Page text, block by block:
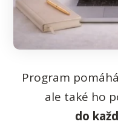
Program
ale také ho
do